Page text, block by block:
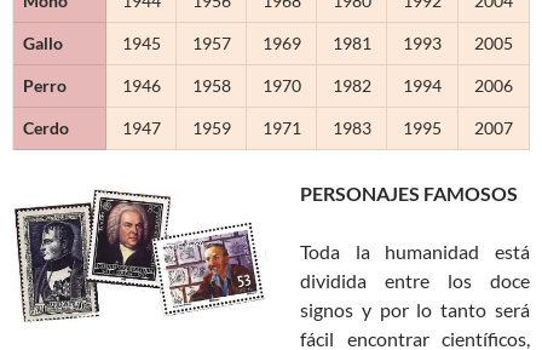
Gallo 1945 1957 1969 1981 1993 2005
Perro 1946 1958 1970 1982 1994 2006
Cerdo 1947 1959 1971 1983 1995 2007
PERSONAJES FAMOSOS
Toda la humanidad está
dividida entre los doce
signos y por lo tanto será
fácil encontrar científicos,